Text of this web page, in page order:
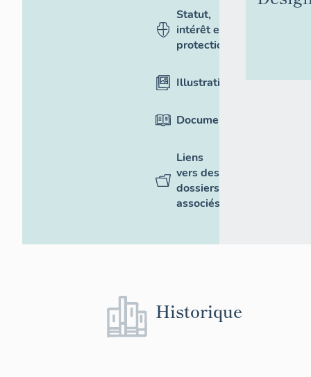
Statut,
intérêt et
protection
Illustrations
Documentation
Liens
vers des
dossiers
associés
Historique